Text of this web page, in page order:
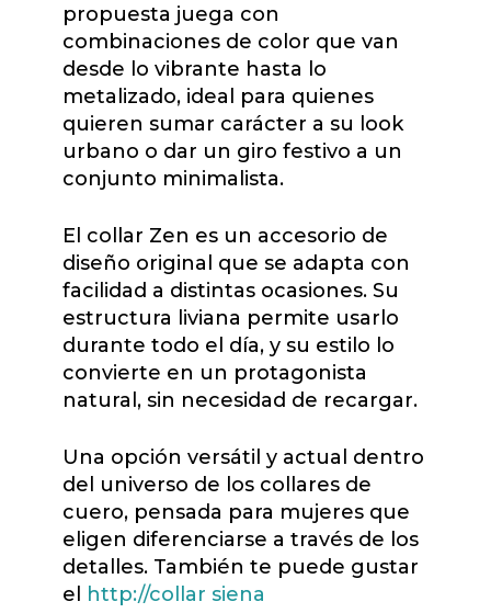
propuesta juega con
combinaciones de color que van
desde lo vibrante hasta lo
metalizado, ideal para quienes
quieren sumar carácter a su look
urbano o dar un giro festivo a un
conjunto minimalista.
El collar Zen es un accesorio de
diseño original que se adapta con
facilidad a distintas ocasiones. Su
estructura liviana permite usarlo
durante todo el día, y su estilo lo
convierte en un protagonista
natural, sin necesidad de recargar.
Una opción versátil y actual dentro
del universo de los collares de
cuero, pensada para mujeres que
eligen diferenciarse a través de los
detalles. También te puede gustar
el
http://collar siena